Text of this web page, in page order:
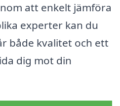
att enkelt jämföra
experter kan du
både kvalitet och ett
dig mot din